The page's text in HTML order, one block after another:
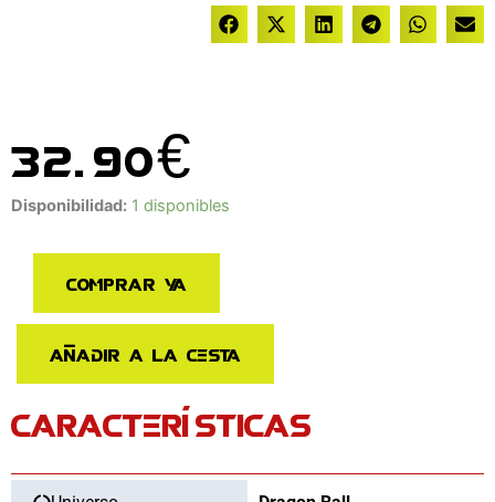
32.90€
Disponibilidad: 1 disponibles
Figura
Solid
Works
Son
Gohan
cantidad
Comprar ya
Añadir a la cesta
CARACTERÍSTICAS